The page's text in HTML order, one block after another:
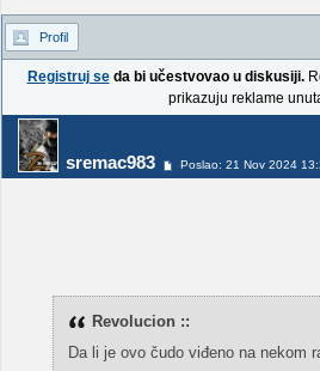
Profil
Registruj seda bi učestvovao u diskusiji.
prikazuju reklame
sremac983 Poslao: 21 Nov 2024
Revolucion ::
Da li je ovo čudo viđeno na nekom